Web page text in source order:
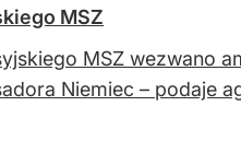
MSZ
MSZ wezwano
Niemiec – podaje